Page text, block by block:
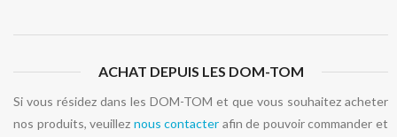
ACHAT DEPUIS LES DOM-TOM
Si vous résidez dans les DOM-TOM et que vous souhaitez acheter
nos produits, veuillez nous contacter afin de pouvoir commander et